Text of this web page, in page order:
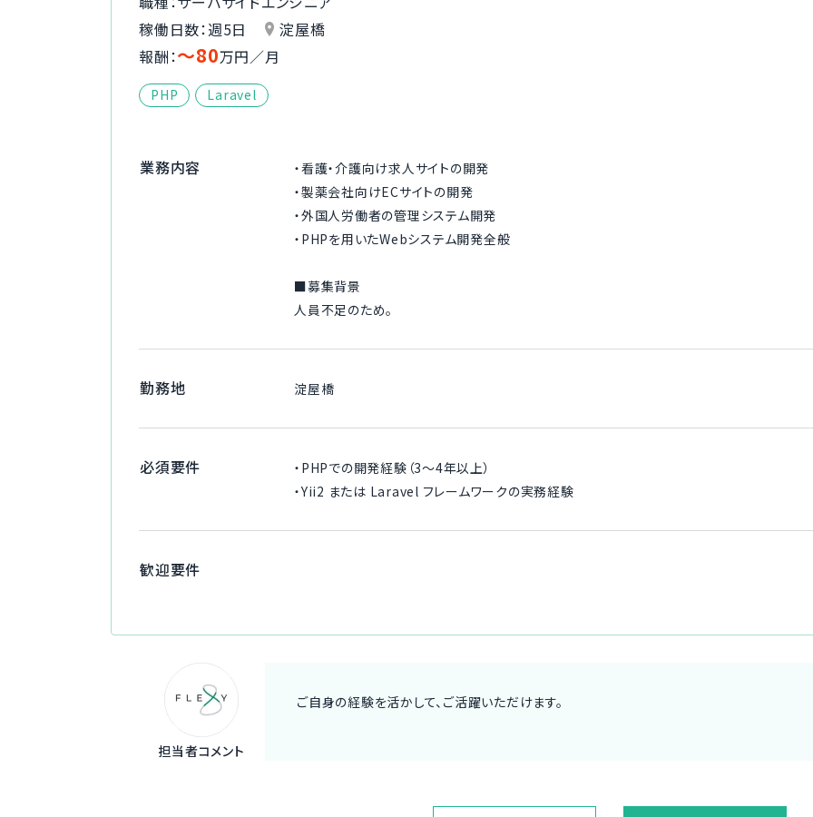
稼働日数：週5日
淀屋橋
報酬：〜80万円／月
PHP Laravel
業務内容
・看護・介護向け求人サイトの開発
・製薬会社向けECサイトの開発
・外国人労働者の管理システム開発
・PHPを用いたWebシステム開発全般
■募集背景
人員不足のため。
勤務地 淀屋橋
必須要件
・PHPでの開発経験（3～4年以上）
・Yii2 または Laravel フレームワークの実務経験
歓迎要件
担当者コメント
ご自身の経験を活かして、ご活躍いただけます。